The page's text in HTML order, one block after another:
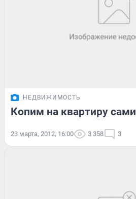
НЕДВИЖИМОСТЬ
Копим на квартиру сами
23 марта, 2012, 16:00 3 358 3